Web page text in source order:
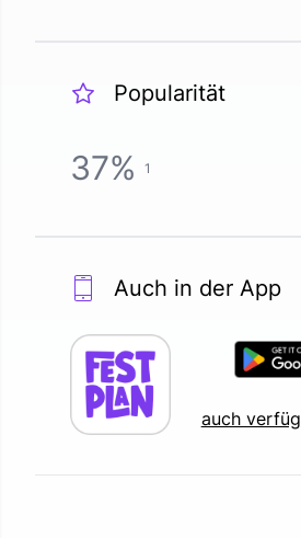
Popularität
37% 1
Auch in der App
auch